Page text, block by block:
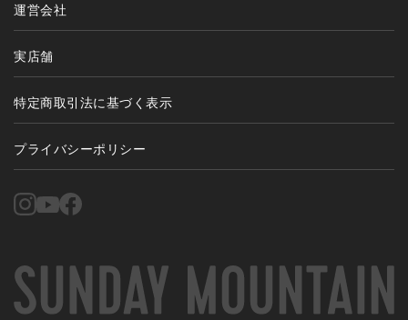
運営会社
実店舗
特定商取引法に基づく表示
プライバシーポリシー